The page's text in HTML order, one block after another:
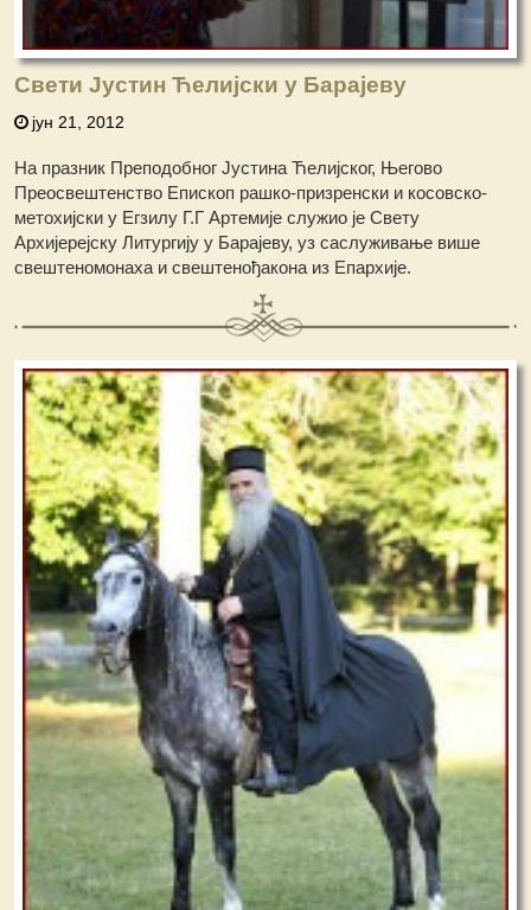
Свети Јустин Ћелијски у Барајеву
јун 21, 2012
На празник Преподобног Јустина Ћелијског, Његово
Преосвештенство Епископ рашко-призренски и косовско-
метохијски у Егзилу Г.Г Артемије служио је Свету
Архијерејску Литургију у Барајеву, уз саслуживање више
свештеномонаха и свештенођакона из Епархије.